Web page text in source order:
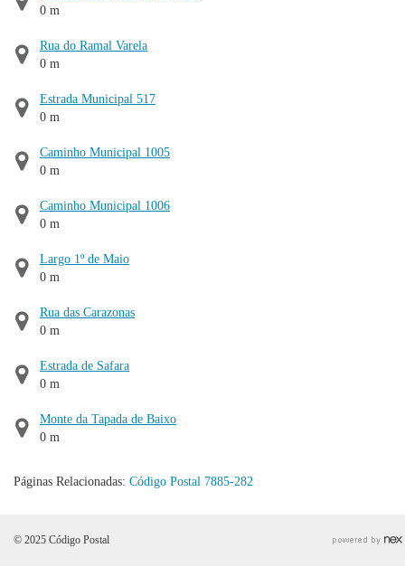
0 m
Rua do Ramal Varela
0 m
Estrada Municipal 517
0 m
Caminho Municipal 1005
0 m
Caminho Municipal 1006
0 m
Largo 1º de Maio
0 m
Rua das Carazonas
0 m
Estrada de Safara
0 m
Monte da Tapada de Baixo
0 m
Páginas Relacionadas: Código Postal 7885-282
© 2025 Código Postal